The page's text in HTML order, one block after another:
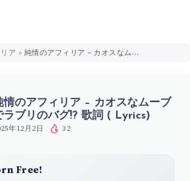
ア » 純情のアフィリア – カオスなムーブでラブリのバグ!? 歌詞 ( Lyrics)
情のアフィリア – カオスなムーブ
ラブリのバグ!? 歌詞 ( Lyrics)
年12月2日 32
Free!